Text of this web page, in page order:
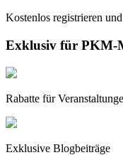
Kostenlos registrieren
Exklusiv für PKM-
Rabatte für
Exklusive Blogbeiträge